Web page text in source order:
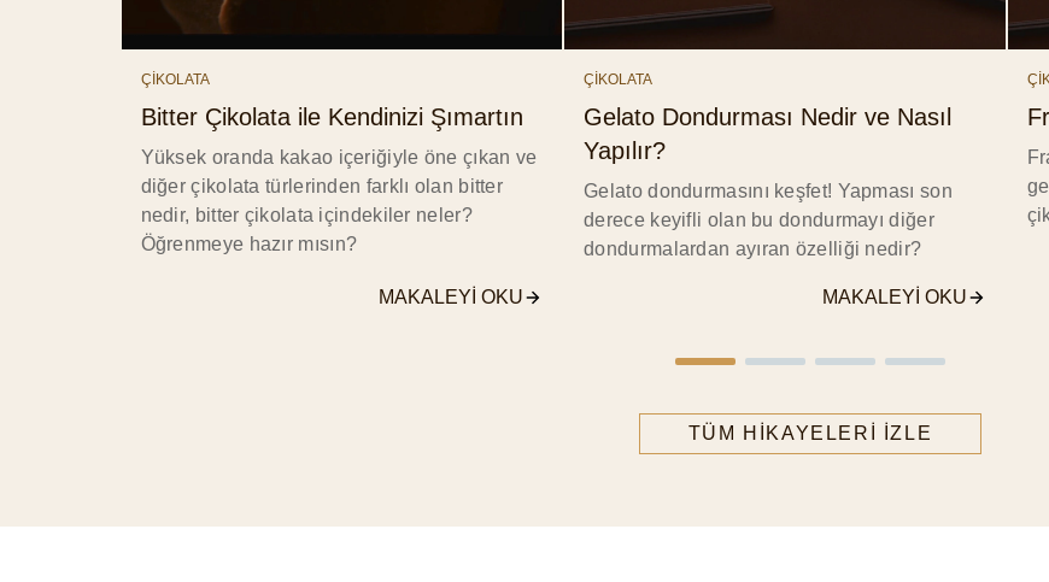
ÇİKOLATA
Bitter Çikolata ile Kendinizi Şımartın
Yüksek oranda kakao içeriğiyle öne çıkan ve
diğer çikolata türlerinden farklı olan bitter
nedir, bitter çikolata içindekiler neler?
Öğrenmeye hazır mısın?
MAKALEYI OKU
ÇİKOLATA
Gelato Dondurması Nedir ve Nasıl
Yapılır?
Gelato dondurmasını keşfet! Yapması son
derece keyifli olan bu dondurmayı diğer
dondurmalardan ayıran özelliği nedir?
MAKALEYI OKU
TÜM HIKAYELERI IZLE